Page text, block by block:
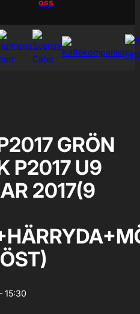
oss
GRÖN
P2017 U9
2017(9
15:30